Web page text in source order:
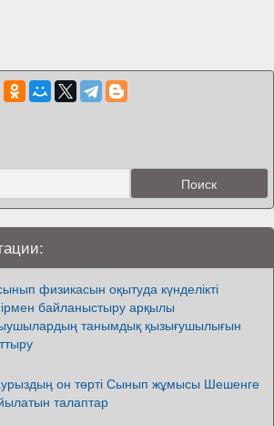
физикасын оқытуда күнделікті
байланыстыру арқылы
танымдық қызығушылығын
он төрті Сынып жұмысы Шешенге
талаптар